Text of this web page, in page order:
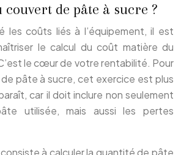
de pâte à sucre ?
les coûts liés à l’équipement, il est
le calcul du coût matière du
le cœur de votre rentabilité. Pour
pâte à sucre, cet exercice est plus
car il doit inclure non seulement
utilisée, mais aussi les pertes
à calculer la quantité de pâte